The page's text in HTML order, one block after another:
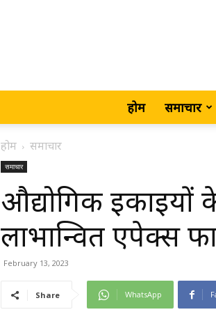
होम समाचार
होम समाचार
समाचार
औद्योगिक इकाइयों
लाभान्वित एपेक्स
February 13, 2023
Share WhatsApp